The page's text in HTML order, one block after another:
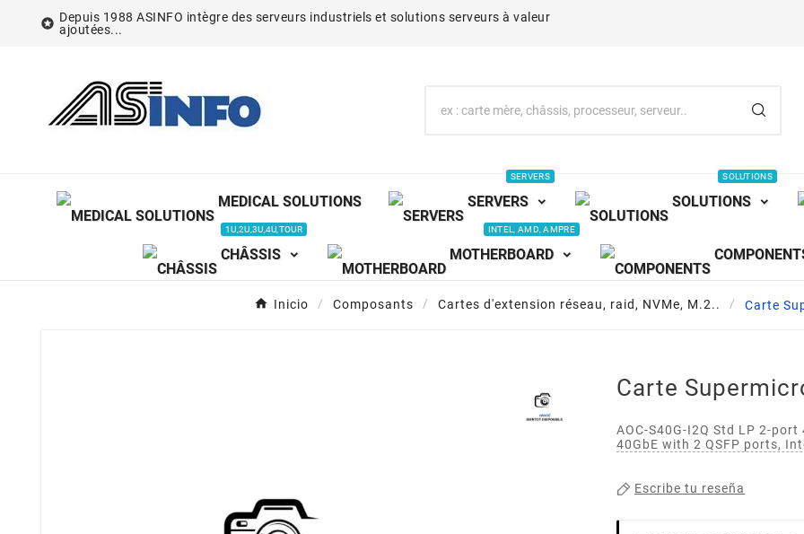
 Depuis 1988 ASINFO intègre des serveurs industriels et solutions serveurs à valeur
ajoutées...
MEDICAL SOLUTIONS SERVERS
SERVERS
SOLUTIONS
SOLUTIONS
CHÂSSIS
1U,2U,3U,4U,TOUR
MOTHERBOARD
INTEL, AMD, AMPRE
Inicio Composants Cartes d'extension réseau, raid, NVMe, M.2.. Carte
Carte
AOC-S40G-I2Q Std LP 2-
40GbE with 2 QSFP ports,
Escribe tu reseña